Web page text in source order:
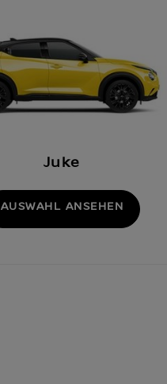
Juke
AUSWAHL ANSEHEN